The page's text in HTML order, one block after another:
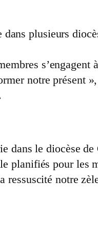
plusieurs
notre présent
le diocèse
planifiés pour les
notre